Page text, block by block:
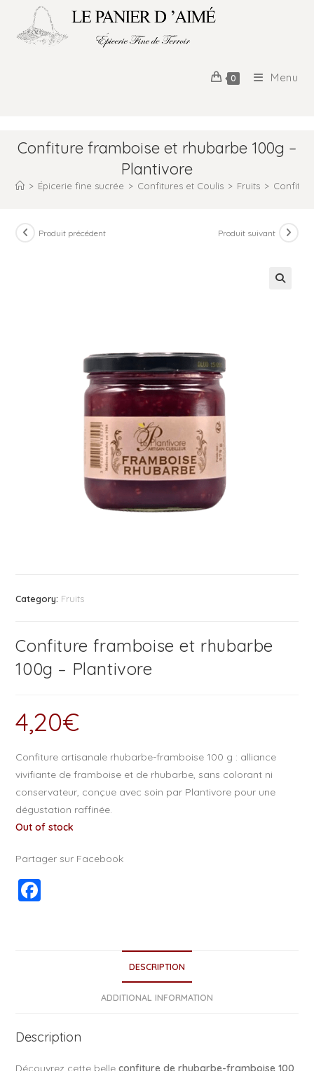
0 Menu
Confiture framboise et rhubarbe 100g –
Plantivore
> Épicerie fine sucrée > Confitures et Coulis > Fruits >
Produit précédent Produit suivant
Category: Fruits
Confiture framboise et rhubarbe
100g – Plantivore
4,20€
Confiture artisanale rhubarbe-framboise 100 g : alliance
vivifiante de framboise et de rhubarbe, sans colorant ni
conservateur, conçue avec soin par Plantivore pour une
dégustation raffinée.
Out of stock
Partager sur Facebook
o
k
DESCRIPTION
ADDITIONAL INFORMATION
Description
Découvrez cette belleconfiture de rhubarbe-framboise 100